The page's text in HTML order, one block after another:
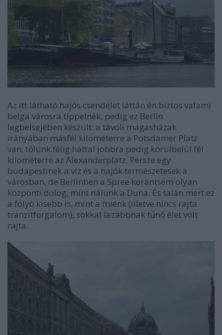
Az itt látható hajós csendélet láttán én biztos valami
belga városra tippelnék, pedig ez Berlin
legbelsejében készült: a távoli magasházak
irányában másfél kilométerre a Potsdamer Platz
van, tőlünk félig háttal jobbra pedig körülbelül fél
kilométerre az Alexanderplatz. Persze egy
budapestinek a víz és a hajók természetesek a
városban, de Berlinben a Spree korántsem olyan
központi dolog, mint nálunk a Duna. És talán mert ez
a folyó kisebb is, mint a miénk (illetve nincs rajta
tranzitforgalom), sokkal lazábbnak tűnő élet volt
rajta.